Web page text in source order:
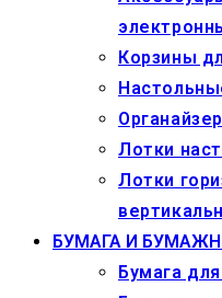
Корзины
Лотки
Лотки
БУМАГА И
Бумага